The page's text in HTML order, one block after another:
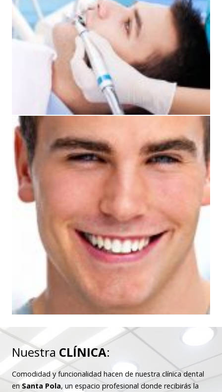
Nuestra CLÍNICA:
Comodidad y funcionalidad hacen de nuestra clínica dental
enSanta Pola, un espacio profesional donde recibirás la